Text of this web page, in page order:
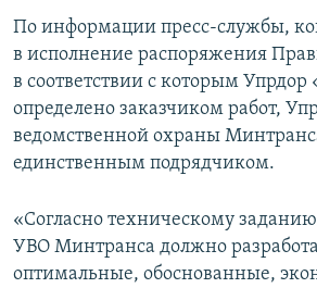
По информации пресс-службы,
в исполнение распоряжения
в соответствии с которым Упрдор
определено заказчиком работ,
ведомственной охраны
единственным подрядчиком.
«Согласно техническому заданию
УВО Минтранса должно
оптимальные, обоснованные,